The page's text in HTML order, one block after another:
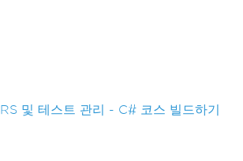
및 테스트 관리 - C# 코스 빌드하기